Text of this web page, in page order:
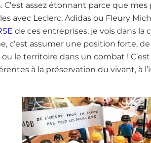
C’est assez étonnant parce que
avec Leclerc, Adidas ou Fleury
de ces entreprises, je vois dans
c’est assumer une position forte,
ou le territoire dans un combat !
à la préservation du vivant, à